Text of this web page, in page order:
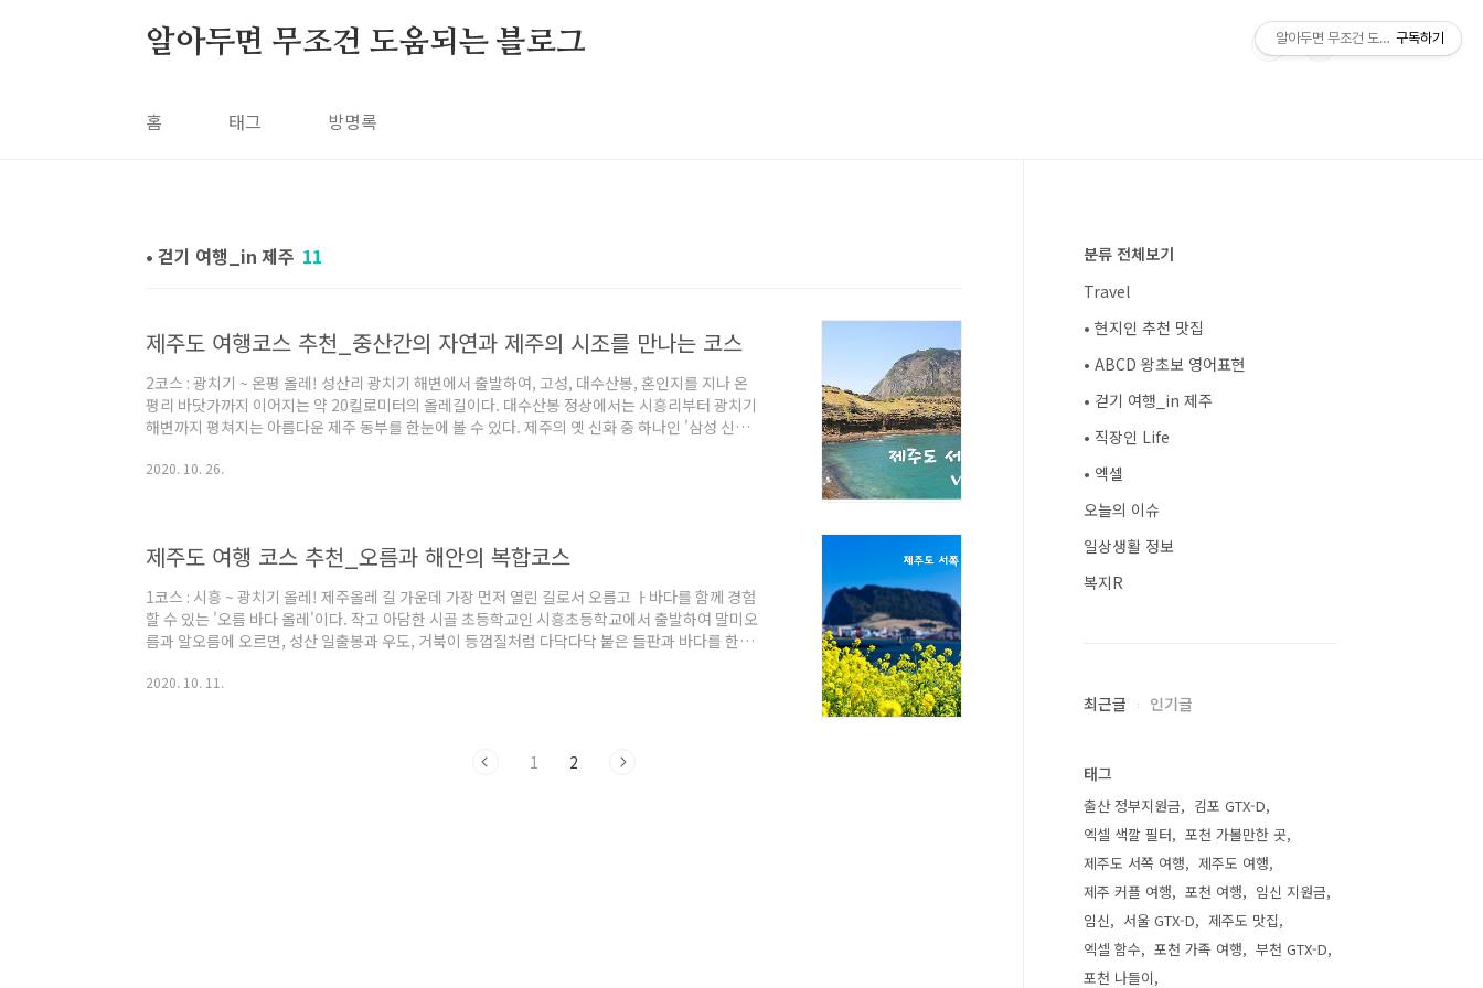
알아두면 무조건 도움되는 블로그
홈 태그 방명록
• 걷기 여행_in 제주 11
제주도 여행코스 추천_중산간의 자연과 제주의 시조를 만나는 코스
2코스 : 광치기 ~ 온평 올레! 성산리 광치기 해변에서 출발하여, 고성, 대수산봉, 혼인지를 지나 온
평리 바닷가까지 이어지는 약 20킬로미터의 올레길이다. 대수산봉 정상에서는 시흥리부터 광치기
해변까지 평쳐지는 아름다운 제주 동부를 한눈에 볼 수 있다. 제주의 옛 신화 중 하나인 '삼성 신
하여 이름 붙여진 혼인지도 만나볼 수 있다. 광치기 해변 찾아가기 제주국제공항에서 시내버스
2020. 10. 26.
제주도 여행 코스 추천_오름과 해안의 복합코스
1코스 : 시흥 ~ 광치기 올레! 제주올레 길 가운데 가장 먼저 열린 길로서 오름고 ㅏ바다를 함께 경험
할 수 있는 '오름 바다 올레'이다. 작고 아담한 시골 초등학교인 시흥초등학교에서 출발하여 말미오
름과 알오름에 오르면, 성산 일출봉과 우도, 거북이 등껍질처럼 다닥다닥 붙은 들판과 바다를 한눈
쳐지는 수마포 해변에 ㄷㅀ는다. 길이 끝나는 광치기 해변의 물빛 또한 환상적이다. 시흥초등학교
2020. 10. 11.
1 2
분류 전체보기
Travel
• 현지인 추천 맛집
• ABCD 왕초보 영어표현
• 걷기 여행_in 제주
• 직장인 Life
• 엑셀
오늘의 이슈
일상생활 정보
복지R
최근글 인기글
태그
출산 정부지원금
김포 GTX-D
엑셀 색깔 필터
포천 가볼만한 곳
제주도 서쪽 여행
제주도 여행
제주 커플 여행
포천 여행
임신 지원금
임신
서울 GTX-D
제주도 맛집
엑셀 함수
포천 가족 여행
부천 GTX-D
포천 나들이
알아두면 무조건 도움되는 블로그
구독하기